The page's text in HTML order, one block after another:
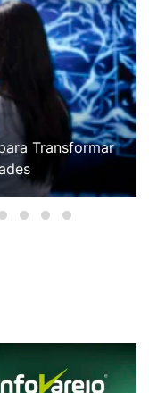
Transformar